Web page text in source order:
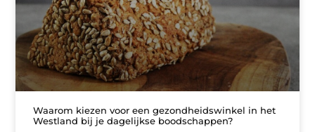
Waarom kiezen voor een gezondheidswinkel in het
Westland bij je dagelijkse boodschappen?